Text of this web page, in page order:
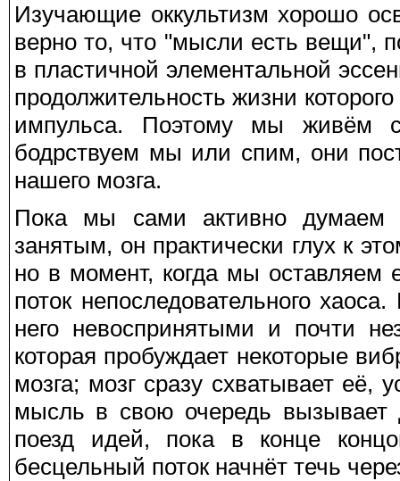
Изучающие оккультизм хорошо
верно то, что "мысли есть вещи",
в пластичной элементальной
продолжительность жизни
импульса. Поэтому мы живём
бодрствуем мы или спим, они
нашего мозга.
Пока мы сами активно
занятым, он практически глух к
но в момент, когда мы оставляем
поток непоследовательного
него невоспринятыми и почти
которая пробуждает некоторые
мозга; мозг сразу схватывает её,
мысль в свою очередь вызывает
поезд идей, пока в конце
бесцельный поток начнёт течь